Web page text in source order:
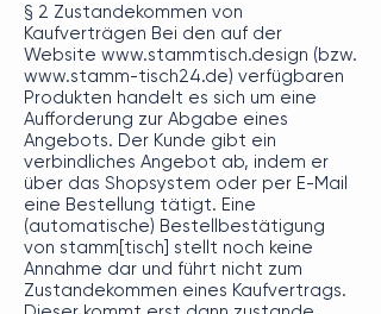
§ 2 Zustandekommen von
Kaufverträgen Bei den auf der
Website www.stammtisch.design (bzw.
www.stamm-tisch24.de) verfügbaren
Produkten handelt es sich um eine
Aufforderung zur Abgabe eines
Angebots. Der Kunde gibt ein
verbindliches Angebot ab, indem er
über das Shopsystem oder per E-Mail
eine Bestellung tätigt. Eine
(automatische) Bestellbestätigung
von stamm[tisch] stellt noch keine
Annahme dar und führt nicht zum
Zustandekommen eines Kaufvertrags.